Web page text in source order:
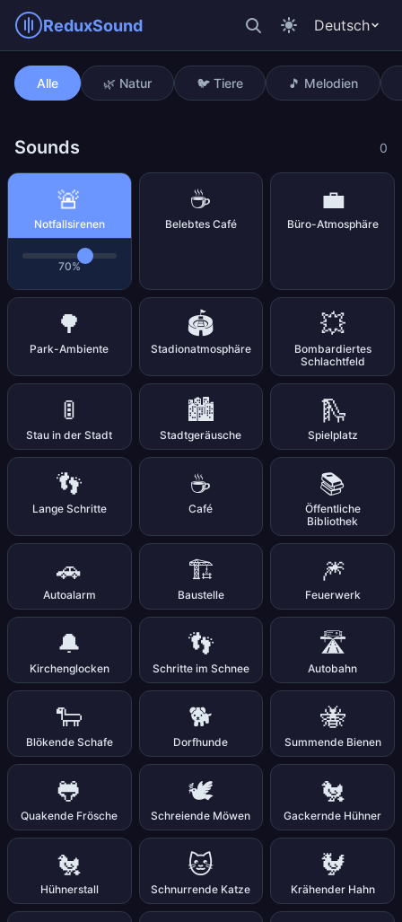
ReduxSound Deutsch
Notfallsirenen
Alle 🌿 Natur 🐦 Tiere 🎵 Melodien
Sounds 0
🚨
Notfallsirenen
70%
☕
Belebtes Café
💼
Büro-Atmosphäre
🌳
Park-Ambiente
🏟️
Stadionatmosphäre
💥
Bombardiertes
Schlachtfeld
🚦
Stau in der Stadt
🏙️
Stadtgeräusche
🛝
Spielplatz
👣
Lange Schritte
☕
Café
📚
Öffentliche
Bibliothek
🚗
Autoalarm
🏗️
Baustelle
🎆
Feuerwerk
🔔
Kirchenglocken
👣
Schritte im Schnee
🛣️
Autobahn
🐑
Blökende Schafe
🐕
Dorfhunde
🐝
Summende Bienen
🐸
Quakende Frösche
🕊️
Schreiende Möwen
🐔
Gackernde Hühner
🐔
Hühnerstall
🐱
Schnurrende Katze
🐓
Krähender Hahn